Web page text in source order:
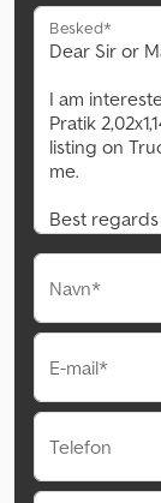
Besked*
Navn*
E-mail*
Telefon